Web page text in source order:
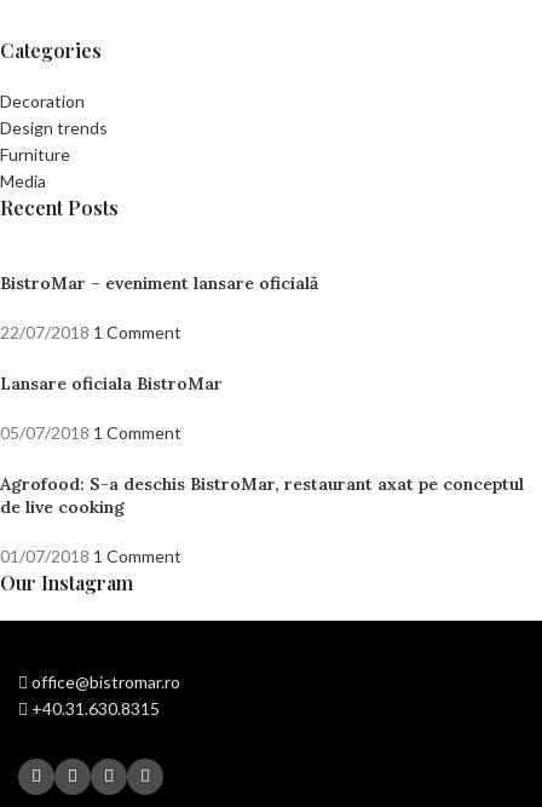
Categories
Decoration
Design trends
Furniture
Media
Recent Posts
BistroMar – eveniment lansare oficială
22/07/2018 1 Comment
Lansare oficiala BistroMar
05/07/2018 1 Comment
Agrofood: S-a deschis BistroMar, restaurant axat pe conceptul
de live cooking
01/07/2018 1 Comment
Our Instagram
office@bistromar.ro
+40.31.630.8315